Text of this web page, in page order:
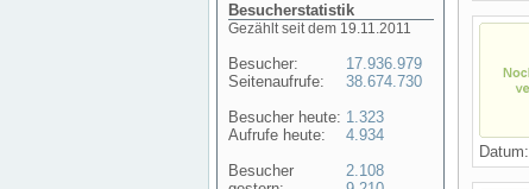
Besucherstatistik
Gezählt seit dem 19.11.2011
Besucher:
Seitenaufrufe:
Besucher heute:
Aufrufe heute:
Besucher
17.936.979
38.674.730
1.323
4.934
2.108
Datum: